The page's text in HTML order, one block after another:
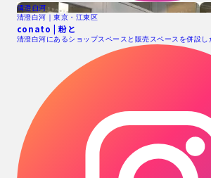
清澄白河
清澄白河｜東京・江東区
conato | 粉と
清澄白河にあるショップスペースと販売スペースを併設し